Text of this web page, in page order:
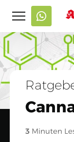
3 Minuten